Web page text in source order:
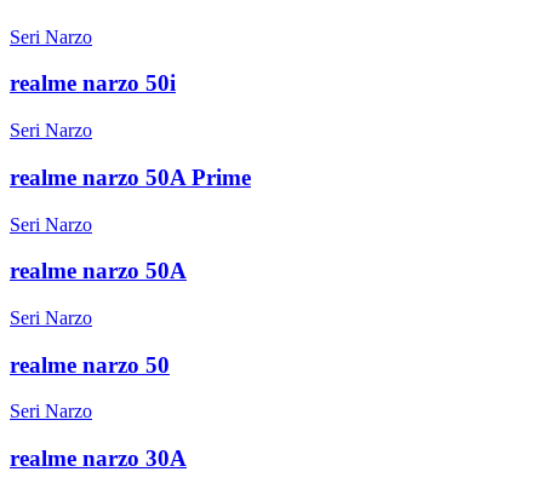
Seri Narzo
realme narzo 50i
Seri Narzo
realme narzo 50A Prime
Seri Narzo
realme narzo 50A
Seri Narzo
realme narzo 50
Seri Narzo
realme narzo 30A